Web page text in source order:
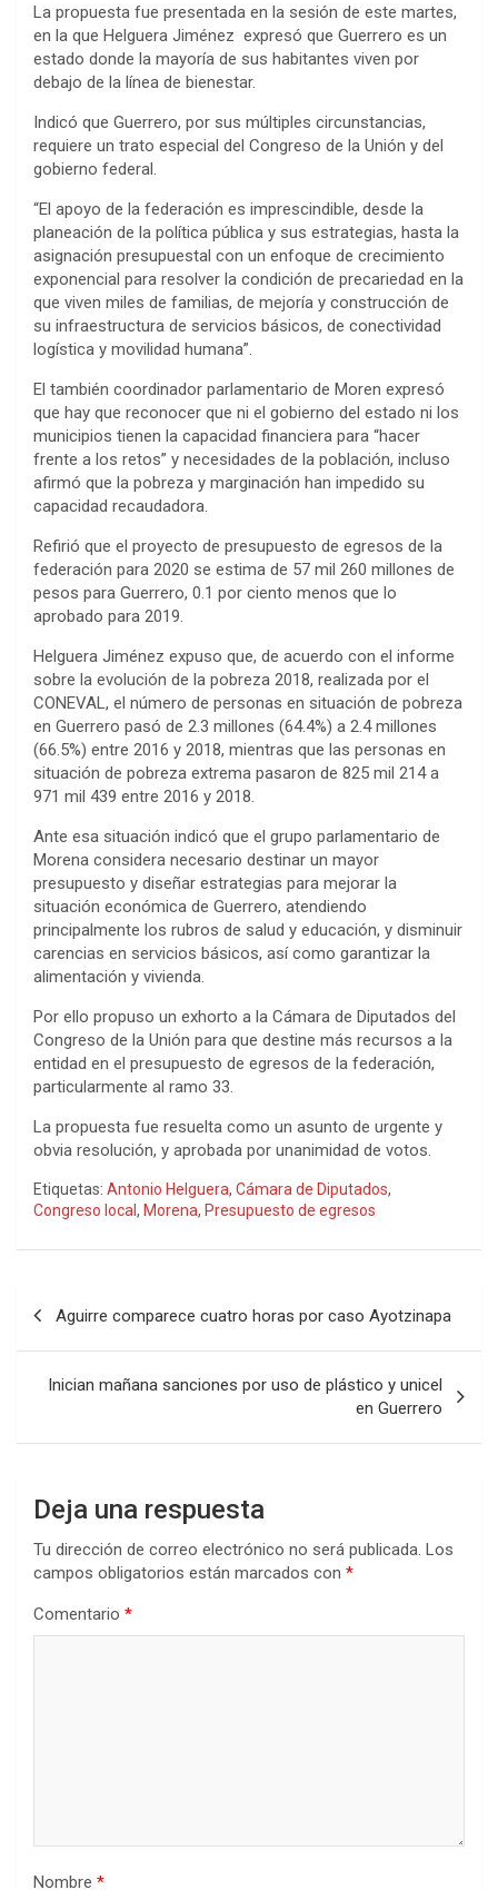
La propuesta fue presentada en la sesión de este martes,
en la que Helguera Jiménez expresó que Guerrero es un
estado donde la mayoría de sus habitantes viven por
debajo de la línea de bienestar.
Indicó que Guerrero, por sus múltiples circunstancias,
requiere un trato especial del Congreso de la Unión y del
gobierno federal.
“El apoyo de la federación es imprescindible, desde la
planeación de la política pública y sus estrategias, hasta la
asignación presupuestal con un enfoque de crecimiento
exponencial para resolver la condición de precariedad en la
que viven miles de familias, de mejoría y construcción de
su infraestructura de servicios básicos, de conectividad
logística y movilidad humana”.
El también coordinador parlamentario de Moren expresó
que hay que reconocer que ni el gobierno del estado ni los
municipios tienen la capacidad financiera para “hacer
frente a los retos” y necesidades de la población, incluso
afirmó que la pobreza y marginación han impedido su
capacidad recaudadora.
Refirió que el proyecto de presupuesto de egresos de la
federación para 2020 se estima de 57 mil 260 millones de
pesos para Guerrero, 0.1 por ciento menos que lo
aprobado para 2019.
Helguera Jiménez expuso que, de acuerdo con el informe
sobre la evolución de la pobreza 2018, realizada por el
CONEVAL, el número de personas en situación de pobreza
en Guerrero pasó de 2.3 millones (64.4%) a 2.4 millones
(66.5%) entre 2016 y 2018, mientras que las personas en
situación de pobreza extrema pasaron de 825 mil 214 a
971 mil 439 entre 2016 y 2018.
Ante esa situación indicó que el grupo parlamentario de
Morena considera necesario destinar un mayor
presupuesto y diseñar estrategias para mejorar la
situación económica de Guerrero, atendiendo
principalmente los rubros de salud y educación, y disminuir
carencias en servicios básicos, así como garantizar la
alimentación y vivienda.
Por ello propuso un exhorto a la Cámara de Diputados del
Congreso de la Unión para que destine más recursos a la
entidad en el presupuesto de egresos de la federación,
particularmente al ramo 33.
La propuesta fue resuelta como un asunto de urgente y
obvia resolución, y aprobada por unanimidad de votos.
Etiquetas: Antonio Helguera, Cámara de Diputados,
Congreso local , Morena, Presupuesto de egresos
Aguirre comparece cuatro horas por caso Ayotzinapa
Inician mañana sanciones por uso de plástico y unicel
en Guerrero
Deja una respuesta
Tu dirección de correo electrónico no será publicada. Los
campos obligatorios están marcados con *
Comentario *
Nombre *